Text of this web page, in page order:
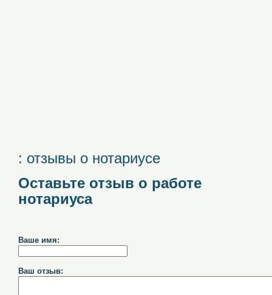
: отзывы о нотариусе
Оставьте отзыв о работе
нотариуса
Ваше имя:
Ваш отзыв: